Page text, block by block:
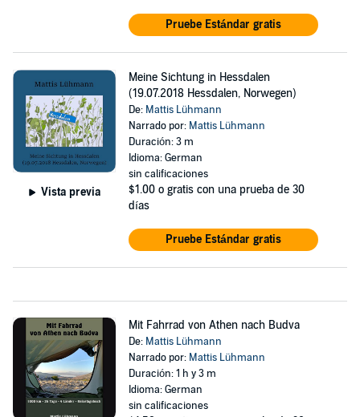
Pruebe Estándar gratis
Vista previa
Meine Sichtung in Hessdalen
(19.07.2018 Hessdalen, Norwegen)
De: Mattis Lühmann
Narrado por: Mattis Lühmann
Duración: 3 m
Idioma: German
sin calificaciones
$1.00 o gratis con una prueba de 30
días
Pruebe Estándar gratis
Mit Fahrrad von Athen nach Budva
De: Mattis Lühmann
Narrado por: Mattis Lühmann
Duración: 1 h y 3 m
Idioma: German
sin calificaciones